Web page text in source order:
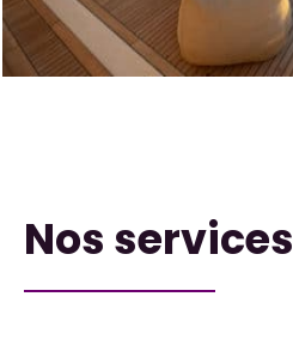
Nos services